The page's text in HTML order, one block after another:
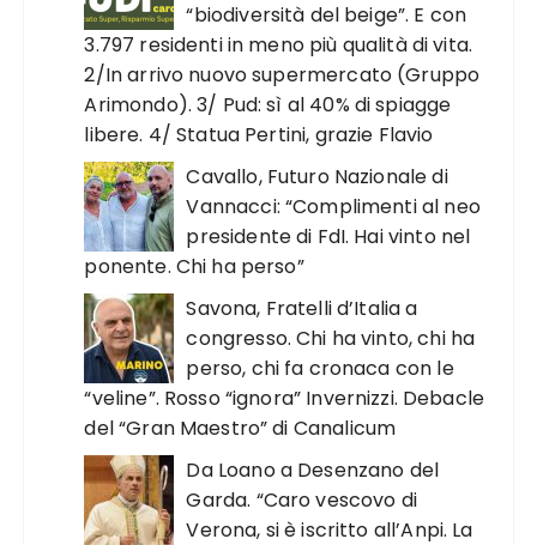
“biodiversità del beige”. E con
3.797 residenti in meno più qualità di vita.
2/In arrivo nuovo supermercato (Gruppo
Arimondo). 3/ Pud: sì al 40% di spiagge
libere. 4/ Statua Pertini, grazie Flavio
Cavallo, Futuro Nazionale di
Vannacci: “Complimenti al neo
presidente di FdI. Hai vinto nel
ponente. Chi ha perso”
Savona, Fratelli d’Italia a
congresso. Chi ha vinto, chi ha
perso, chi fa cronaca con le
“veline”. Rosso “ignora” Invernizzi. Debacle
del “Gran Maestro” di Canalicum
Da Loano a Desenzano del
Garda. “Caro vescovo di
Verona, si è iscritto all’Anpi. La